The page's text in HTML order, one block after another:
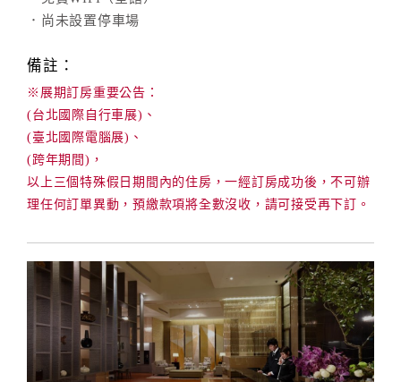
訂
房
Q&A
國
卡
訂
款
．尚未設置停車場
備註：
※展期訂房重要公告：
(台北國際自行車展)、
(臺北國際電腦展)、
(跨年期間)，
以上三個特殊假日期間內的住房，一經訂房成功後，不可辦
理任何訂單異動，預繳款項將全數沒收，請可接受再下訂。